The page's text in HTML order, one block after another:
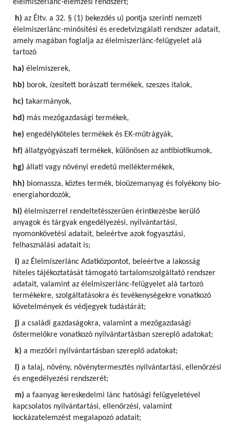
élelmiszerlánc-elemzési rendszert;
h) az Éltv. a 32. § (1) bekezdés u) pontja szerinti nemzeti
élelmiszerlánc-minősítési és eredetvizsgálati rendszer adatait,
amely magában foglalja az élelmiszerlánc-felügyelet alá
tartozó
ha) élelmiszerek,
hb) borok, ízesített borászati termékek, szeszes italok,
hc) takarmányok,
hd) más mezőgazdasági termékek,
he) engedélyköteles termékek és EK-műtrágyák,
hf) állatgyógyászati termékek, különösen az antibiotikumok,
hg) állati vagy növényi eredetű melléktermékek,
hh) biomassza, köztes termék, bioüzemanyag és folyékony bio-
energiahordozók,
hi) élelmiszerrel rendeltetésszerűen érintkezésbe kerülő
anyagok és tárgyak engedélyezési, nyilvántartási,
nyomonkövetési adatait, beleértve azok fogyasztási,
felhasználási adatait is;
i) az Élelmiszerlánc Adatközpontot, beleértve a lakosság
hiteles tájékoztatását támogató tartalomszolgáltató rendszer
adatait, valamint az élelmiszerlánc-felügyelet alá tartozó
termékekre, szolgáltatásokra és tevékenységekre vonatkozó
követelmények és védjegyek tudástárát;
j) a családi gazdaságokra, valamint a mezőgazdasági
őstermelőkre vonatkozó nyilvántartásban szereplő adatokat;
k) a mezőőri nyilvántartásban szereplő adatokat;
l) a talaj, növény, növénytermesztés nyilvántartási, ellenőrzési
és engedélyezési rendszerét;
m) a faanyag kereskedelmi lánc hatósági felügyeletével
kapcsolatos nyilvántartási, ellenőrzési, valamint
kockázatelemzést megalapozó adatait;